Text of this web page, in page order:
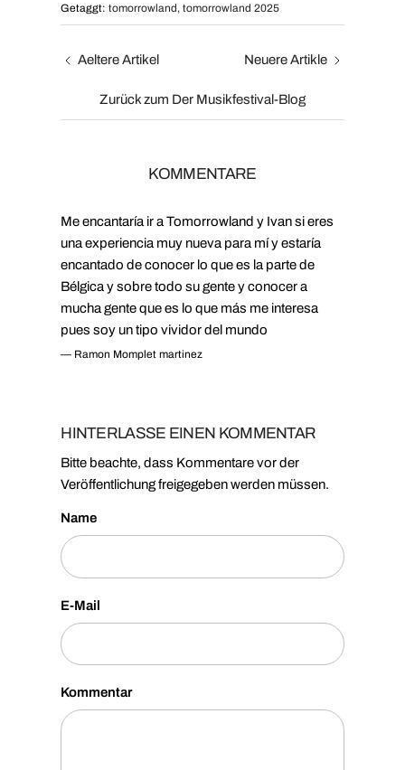
Getaggt: tomorrowland tomorrowland 2025
Aeltere Artikel
Zurück zum Der Musikfestival-Blog
Neuere Artikle
KOMMENTARE
Me encantaría ir a Tomorrowland y Ivan si eres
una experiencia muy nueva para mí y estaría
encantado de conocer lo que es la parte de
Bélgica y sobre todo su gente y conocer a
mucha gente que es lo que más me interesa
pues soy un tipo vividor del mundo
— Ramon Momplet martinez
HINTERLASSE EINEN KOMMENTAR
Bitte beachte, dass Kommentare vor der
Veröffentlichung freigegeben werden müssen.
Name
E-Mail
Kommentar